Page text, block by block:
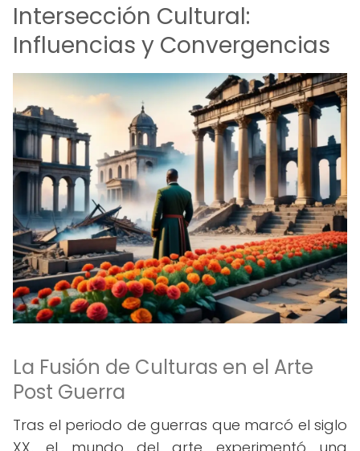
Intersección Cultural:
Influencias y Convergencias
La Fusión de Culturas en el Arte
Post Guerra
Tras el periodo de guerras que marcó el siglo